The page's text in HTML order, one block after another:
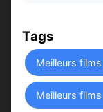
Tags
Meilleurs
Meilleurs